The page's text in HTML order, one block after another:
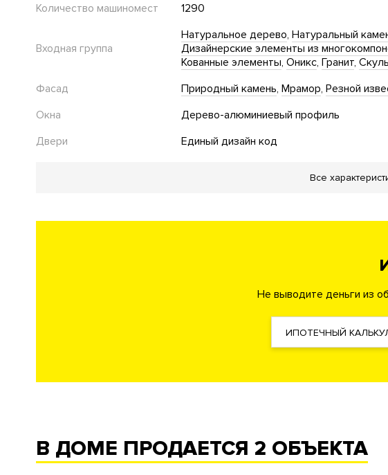
Количество машиномест
1290
Входная группа
Натуральное дерево Натуральный
Дизайнерские элементы из
Кованные элементы Оникс Гранит
Фасад
Природный камень Мрамор Резной
Окна
Дерево-алюминиевый профиль
Двери
Единый дизайн код
Спортивная площадка
Футбольное поле
Баскетбольная площадка
Спа-салон
Салон красоты
Консьерж сервис
Массажный кабинет Автомойка Химчистка
Все
Не выводите деньги из
ИПОТЕЧНЫЙ
В ДОМЕ ПРОДАЕТСЯ 2 ОБЪЕКТА